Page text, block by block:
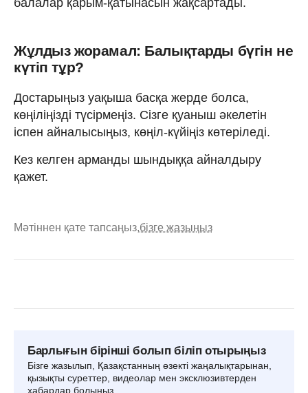
Жұлдыз жорамал: Балықтарды бүгін не
күтіп тұр?
Достарыңыз уақыша басқа жерде болса,
көңіліңізді түсірмеңіз. Сізге қуаныш әкелетін
іспен айналысыңыз, көңіл-күйіңіз көтеріледі.
Кез келген арманды шындыққа айналдыру
қажет.
Мәтіннен қате тапсаңыз,бізге жазыңыз
Барлығын бірінші болып біліп отырыңыз
Бізге жазылып, Қазақстанның өзекті жаңалықтарынан,
қызықты суреттер, видеолар мен эксклюзивтерден
хабардар болыңыз.